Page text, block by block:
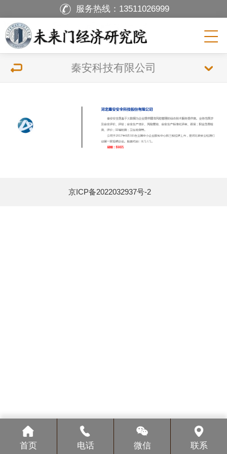
服务热线： 13511026999
秦安科技有限公司
京ICP备2022032937号-2
首页 电话 微信 联系